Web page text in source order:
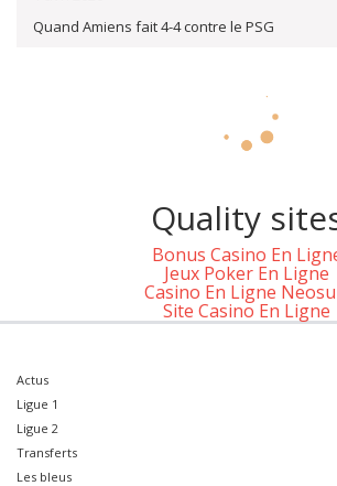
Quand Amiens fait 4-4 contre le PSG
Quality
Bonus Casino En
Jeux Poker En Ligne
Casino En Ligne
Site Casino En Ligne
Actus
Ligue 1
Ligue 2
Transferts
Les bleus